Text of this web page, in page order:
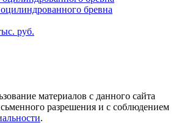
бревна
руб.
материалов с данного сайта
разрешения и с соблюдением
.